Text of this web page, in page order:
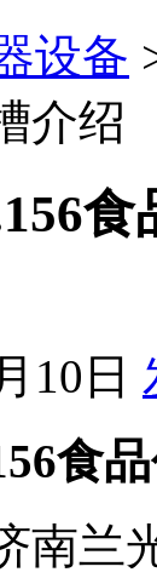
设备
介绍
10日
食
南兰